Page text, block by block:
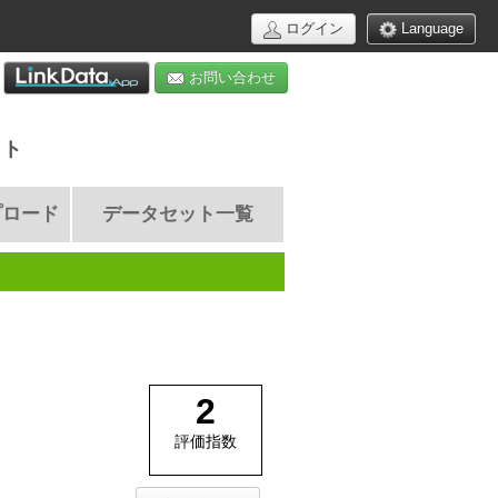
Language
ログイン
お問い合わせ
ード データセット一覧
2
評価指数